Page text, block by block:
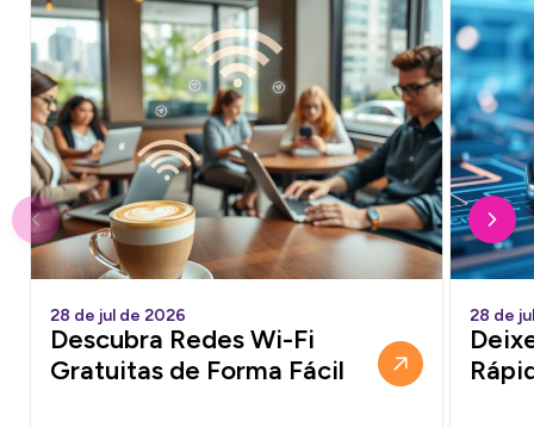
28 de jul de 2026
Descubra Redes Wi-Fi
Gratuitas de Forma Fácil
28 de